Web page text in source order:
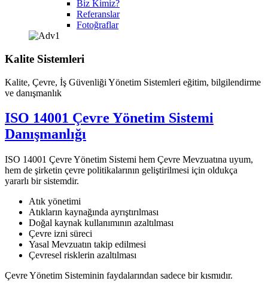
Biz Kimiz?
Referanslar
Fotoğraflar
Kalite Sistemleri
Kalite, Çevre, İş Güvenliği Yönetim Sistemleri eğitim, bilgilendirme
ve danışmanlık
ISO 14001 Çevre Yönetim Sistemi
Danışmanlığı
ISO 14001 Çevre Yönetim Sistemi hem Çevre Mevzuatına uyum,
hem de şirketin çevre politikalarının geliştirilmesi için oldukça
yararlı bir sistemdir.
Atık yönetimi
Atıkların kaynağında ayrıştırılması
Doğal kaynak kullanımının azaltılması
Çevre izni süreci
Yasal Mevzuatın takip edilmesi
Çevresel risklerin azaltılması
Çevre Yönetim Sisteminin faydalarından sadece bir kısmıdır.